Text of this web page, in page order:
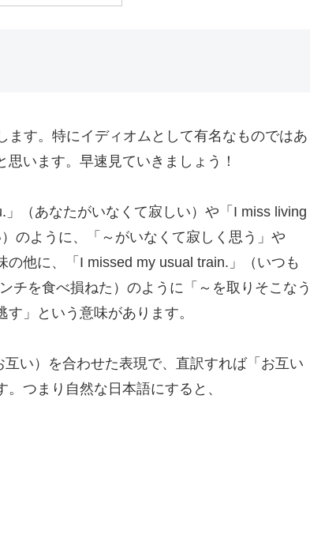
す。特にイディオムとして有名なものではあ
います。早速見ていきましょう！
（あなたがいなくて寂しい）や「I miss living
のように、「～がいなくて寂しく思う」や
の他に、「I missed my usual train.」（いつも
チを食べ損ねた）のように「～を取りそこなう
」という意味があります。
い）を合わせた表現で、直訳すれば「お互い
つまり自然な日本語にすると、